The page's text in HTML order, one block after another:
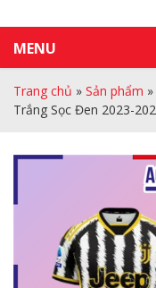
MENU
Trang chủ » Sản phẩm »
Trắng Sọc Đen 2023-